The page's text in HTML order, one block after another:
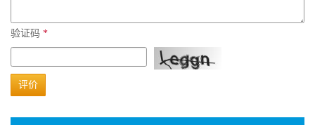
验证码 *
评价